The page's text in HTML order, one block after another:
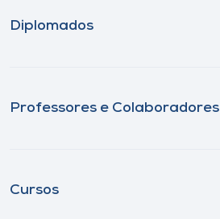
Diplomados
Professores e Colaboradores
Cursos